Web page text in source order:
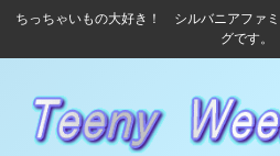
ちっちゃいもの大好き！ シルバニアファ
グです。